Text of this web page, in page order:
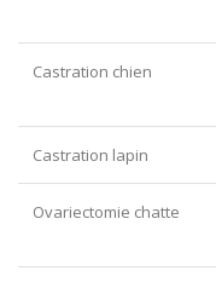
Castration chien
Castration lapin
Ovariectomie chatte